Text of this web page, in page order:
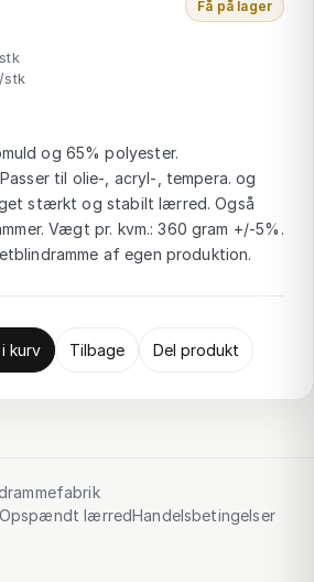
Få på lager
stk
og 65% polyester.
til olie-, acryl-, tempera. og
stærkt og stabilt lærred. Også
Vægt pr. kvm.: 360 gram +/-5%.
af egen produktion.
kurv Tilbage Del produkt
lærredHandelsbetingelser